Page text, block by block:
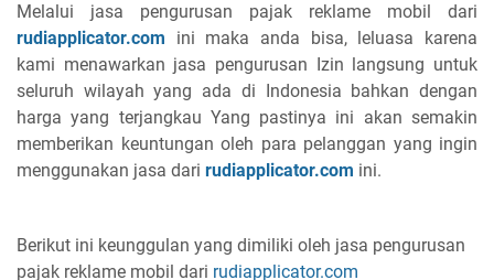
Melalui jasa pengurusan pajak reklame mobil dari
rudiapplicator.com ini maka anda bisa, leluasa karena
kami menawarkan jasa pengurusan Izin langsung untuk
seluruh wilayah yang ada di Indonesia bahkan dengan
harga yang terjangkau Yang pastinya ini akan semakin
memberikan keuntungan oleh para pelanggan yang ingin
menggunakan jasa dari rudiapplicator.com ini.
Berikut ini keunggulan yang dimiliki oleh jasa pengurusan
pajak reklame mobil dari rudiapplicator.com